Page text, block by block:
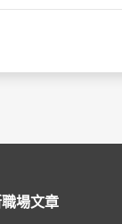
場文章